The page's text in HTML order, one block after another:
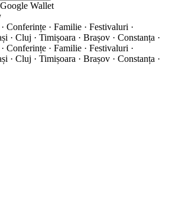
Wallet
Conferințe · Familie · Festivaluri ·
· Cluj · Timișoara · Brașov · Constanța ·
Conferințe · Familie · Festivaluri ·
· Cluj · Timișoara · Brașov · Constanța ·